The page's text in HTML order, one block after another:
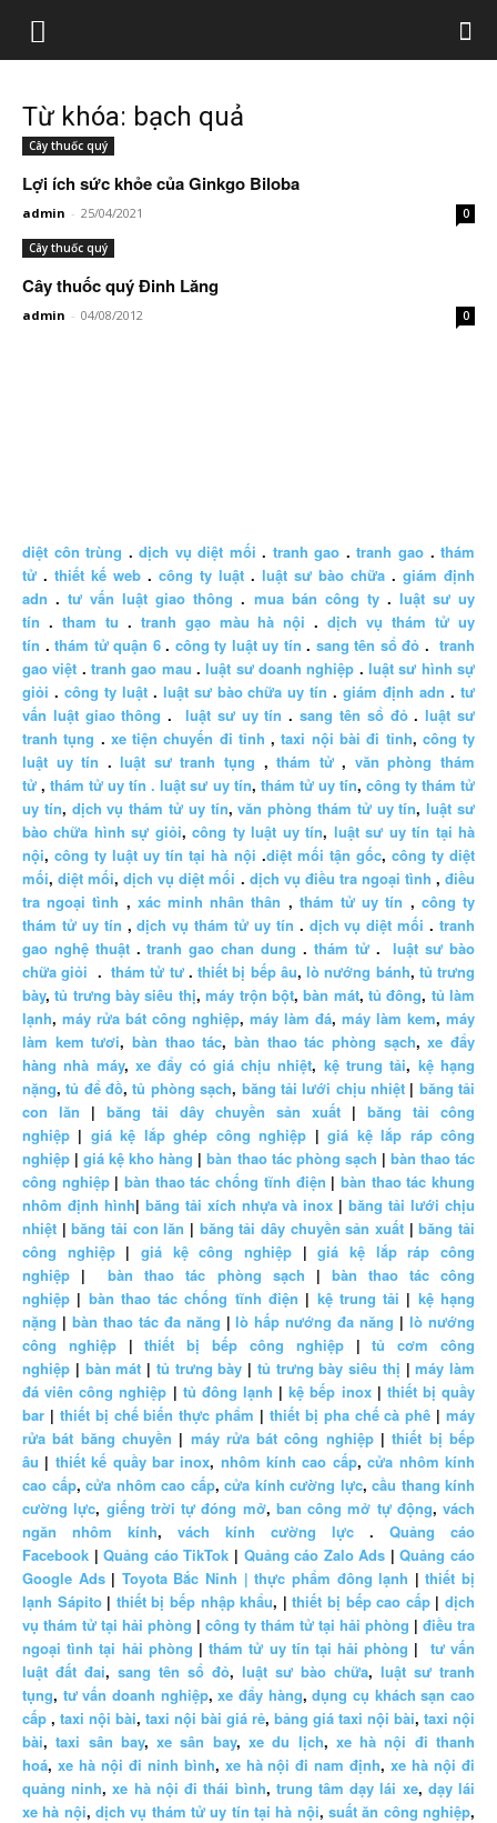
Từ khóa: bạch quả
Cây thuốc quý
Lợi ích sức khỏe của Ginkgo Biloba
admin - 25/04/2021 0
Cây thuốc quý
Cây thuốc quý Đinh Lăng
admin - 04/08/2012 0
diệt côn trùng .dịch vụ diệt mối . tranh gao .tranh gao .thám
tử . thiết kế web . công ty luật . luật sư bào chữa . giám định
adn .tư vấn luật giao thông . mua bán công ty. luật sư uy
tín . tham tu . tranh gạo màu hà nội .dịch vụ thám tử uy
tín .thám tử quận 6. công ty luật uy tín . sang tên sổ đỏ .tranh
gao việt .tranh gao mau .luật sư doanh nghiệp .luật sư hình sự
giỏi . công ty luật. luật sư bào chữa uy tín .giám định adn .tư
vấn luật giao thông . luật sư uy tín .sang tên sổ đỏ.luật sư
tranh tụng . xe tiện chuyến đi tỉnh ,taxi nội bài đi tỉnh, công ty
luật uy tín .luật sư tranh tụng ,thám tử, văn phòng thám
tử ,thám tử uy tín . luật sư uy tín, thám tử uy tín, công ty thám tử
uy tín, dịch vụ thám tử uy tín,văn phòng thám tử uy tín,luật sư
bào chữa hình sự giỏi,công ty luật uy tín, luật sư uy tín tại hà
nội,công ty luật uy tín tại hà nội .diệt mối tận gốc, công ty diệt
mối,diệt mối,dịch vụ diệt mối . dịch vụ điều tra ngoại tình ,điều
tra ngoại tình , xác minh nhân thân , thám tử uy tín , công ty
thám tử uy tín ,dịch vụ thám tử uy tín . dịch vụ diệt mối .tranh
gao nghệ thuật.tranh gao chan dung . thám tử.luật sư bào
chữa giỏi .thám tử tư.thiết bị bếp âu,lò nướng bánh, tủ trưng
bày,tủ trưng bày siêu thị,máy trộn bột,bàn mát, tủ đông, tủ làm
lạnh, máy rửa bát công nghiệp, máy làm đá, máy làm kem, máy
làm kem tươi,bàn thao tác,bàn thao tác phòng sạch,xe đẩy
hàng nhà máy, xe đẩy có giá chịu nhiệt, kệ trung tải, kệ hạng
nặng,tủ để đồ,tủ phòng sạch, băng tải lưới chịu nhiệt| băng tải
con lăn | băng tải dây chuyền sản xuất | băng tải công
nghiệp | giá kệ lắp ghép công nghiệp |giá kệ lắp ráp công
nghiệp |giá kệ kho hàng |bàn thao tác phòng sạch | bàn thao tác
công nghiệp|bàn thao tác chống tĩnh điện | bàn thao tác khung
nhôm định hình| băng tải xích nhựa và inox |băng tải lưới chịu
nhiệt |băng tải con lăn | băng tải dây chuyền sản xuất |băng tải
công nghiệp|giá kệ công nghiệp |giá kệ lắp ráp công
nghiệp |bàn thao tác phòng sạch | bàn thao tác công
nghiệp | bàn thao tác chống tĩnh điện | kệ trung tải | kệ hạng
nặng | bàn thao tác đa năng |lò hấp nướng đa năng |lò nướng
công nghiệp|thiết bị bếp công nghiệp|tủ cơm công
nghiệp | bàn mát | tủ trưng bày | tủ trưng bày siêu thị |máy làm
đá viên công nghiệp | tủ đông lạnh |kệ bếp inox| thiết bị quầy
bar | thiết bị chế biến thực phẩm | thiết bị pha chế cà phê | máy
rửa bát băng chuyền | máy rửa bát công nghiệp|thiết bị bếp
âu | thiết kế quầy bar inox, nhôm kính cao cấp,cửa nhôm kính
cao cấp, cửa nhôm cao cấp, cửa kính cường lực, cầu thang kính
cường lực, giếng trời tự đóng mở, ban công mở tự động, vách
ngăn nhôm kính, vách kính cường lực . Quảng cáo
Facebook |Quảng cáo TikTok | Quảng cáo Zalo Ads |Quảng cáo
Google Ads| Toyota Bắc Ninh | thực phẩm đông lạnh |thiết bị
lạnh Sápito | thiết bị bếp nhập khẩu, |thiết bị bếp cao cấp|dịch
vụ thám tử tại hải phòng | công ty thám tử tại hải phòng | điều tra
ngoại tình tại hải phòng |thám tử uy tín tại hải phòng | tư vấn
luật đất đai, sang tên sổ đỏ, luật sư bào chữa, luật sư tranh
tụng, tư vấn doanh nghiệp,xe đẩy hàng,dụng cụ khách sạn cao
cấp , taxi nội bài, taxi nội bài giá rẻ, bảng giá taxi nội bài, taxi nội
bài,taxi sân bay,xe sân bay,xe du lịch, xe hà nội đi thanh
hoá, xe hà nội đi ninh bình, xe hà nội đi nam định,xe hà nội đi
quảng ninh,xe hà nội đi thái bình, trung tâm dạy lái xe, dạy lái
xe hà nội,dịch vụ thám tử uy tín tại hà nội,suất ăn công nghiệp,